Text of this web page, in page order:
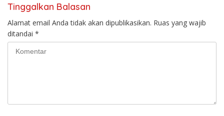
Tinggalkan Balasan
Alamat email Anda tidak akan dipublikasikan. Ruas yang wajib
ditandai *